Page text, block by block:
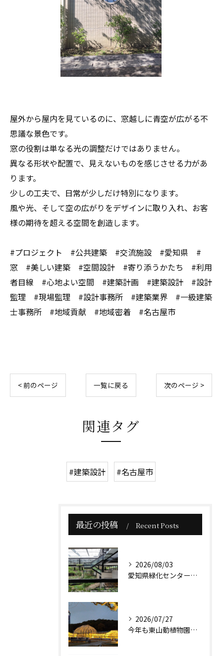
屋外から屋内を見ているのに、窓越しに青空が広がる不
思議な景色です。
窓の役割は単なる光の調整だけではありません。
異なる形状や配置で、見えないものを感じさせる力があ
ります。
少しの工夫で、日常が少しだけ特別になります。
風や光、そして空の広がりをデザインに取り入れ、お客
様の期待を超える空間を創造します。
#プロジェクト #公共建築 #交流施設 #愛知県 #
窓 #美しい建築 #空間設計 #寄り添うかたち #利用
者目線 #心地よい空間 #建築計画 #建築設計 #設計
監理 #現場監理 #設計事務所 #建築業界 #一級建築
士事務所 #地域貢献 #地域密着 #名古屋市
< 前のページ 一覧に戻る 次のページ >
関連タグ
#建築設計 #名古屋市
最近の投稿 Recent Posts
2026/08/03
愛知県緑化センター本館は、贅沢な緑に囲まれた小高い丘に佇んで...
2026/07/27
今年も東山動植物園のナイトズーが始まりますね。